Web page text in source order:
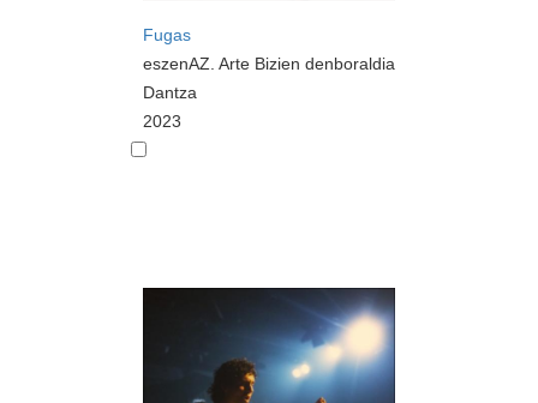
Fugas
eszenAZ. Arte Bizien denboraldia
Dantza
2023